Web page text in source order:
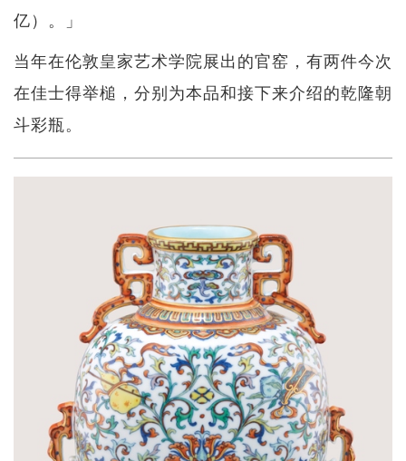
亿）。」
当年在伦敦皇家艺术学院展出的官窑，有两件今次
在佳士得举槌，分别为本品和接下来介绍的乾隆朝
斗彩瓶。